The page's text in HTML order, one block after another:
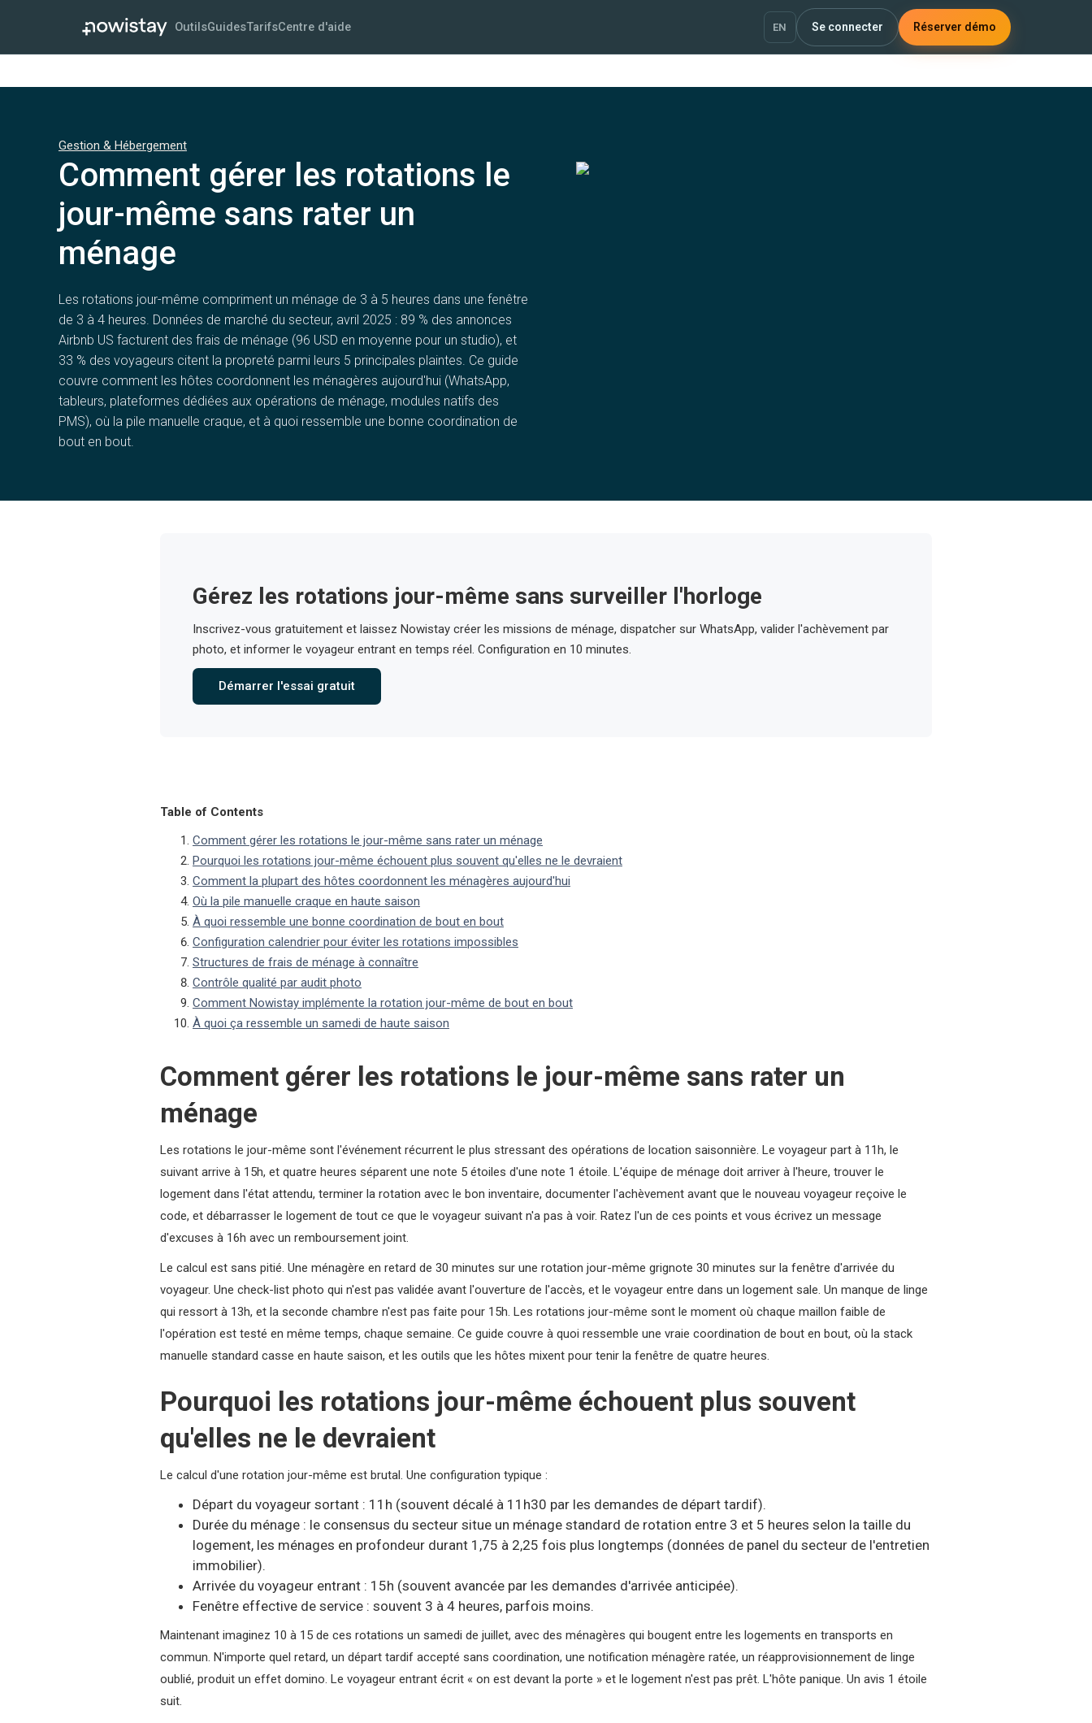
OutilsGuidesTarifsCentre d'aide EN Se connecter Réserver démo
Gestion & Hébergement
Comment gérer les rotations le
jour-même sans rater un
ménage
Les rotations jour-même compriment un ménage de 3 à 5 heures dans une fenêtre
de 3 à 4 heures. Données de marché du secteur, avril 2025 : 89 % des annonces
Airbnb US facturent des frais de ménage (96 USD en moyenne pour un studio), et
33 % des voyageurs citent la propreté parmi leurs 5 principales plaintes. Ce guide
couvre comment les hôtes coordonnent les ménagères aujourd'hui (WhatsApp,
tableurs, plateformes dédiées aux opérations de ménage, modules natifs des
PMS), où la pile manuelle craque, et à quoi ressemble une bonne coordination de
bout en bout.
Gérez les rotations jour-même sans surveiller l'horloge
Inscrivez-vous gratuitement et laissez Nowistay créer les missions de ménage, dispatcher sur WhatsApp, valider l'achèvement par
photo, et informer le voyageur entrant en temps réel. Configuration en 10 minutes.
Démarrer l'essai gratuit
Table of Contents
Comment gérer les rotations le jour-même sans rater un ménage
Pourquoi les rotations jour-même échouent plus souvent qu'elles ne le devraient
Comment la plupart des hôtes coordonnent les ménagères aujourd'hui
Où la pile manuelle craque en haute saison
À quoi ressemble une bonne coordination de bout en bout
Configuration calendrier pour éviter les rotations impossibles
Structures de frais de ménage à connaître
Contrôle qualité par audit photo
Comment Nowistay implémente la rotation jour-même de bout en bout
À quoi ça ressemble un samedi de haute saison
Comment gérer les rotations le jour-même sans rater un
ménage
Les rotations le jour-même sont l'événement récurrent le plus stressant des opérations de location saisonnière. Le voyageur part à 11h, le
suivant arrive à 15h, et quatre heures séparent une note 5 étoiles d'une note 1 étoile. L'équipe de ménage doit arriver à l'heure, trouver le
logement dans l'état attendu, terminer la rotation avec le bon inventaire, documenter l'achèvement avant que le nouveau voyageur reçoive le
code, et débarrasser le logement de tout ce que le voyageur suivant n'a pas à voir. Ratez l'un de ces points et vous écrivez un message
d'excuses à 16h avec un remboursement joint.
Le calcul est sans pitié. Une ménagère en retard de 30 minutes sur une rotation jour-même grignote 30 minutes sur la fenêtre d'arrivée du
voyageur. Une check-list photo qui n'est pas validée avant l'ouverture de l'accès, et le voyageur entre dans un logement sale. Un manque de linge
qui ressort à 13h, et la seconde chambre n'est pas faite pour 15h. Les rotations jour-même sont le moment où chaque maillon faible de
l'opération est testé en même temps, chaque semaine. Ce guide couvre à quoi ressemble une vraie coordination de bout en bout, où la stack
manuelle standard casse en haute saison, et les outils que les hôtes mixent pour tenir la fenêtre de quatre heures.
Pourquoi les rotations jour-même échouent plus souvent
qu'elles ne le devraient
Le calcul d'une rotation jour-même est brutal. Une configuration typique :
Départ du voyageur sortant : 11h (souvent décalé à 11h30 par les demandes de départ tardif).
Durée du ménage : le consensus du secteur situe un ménage standard de rotation entre 3 et 5 heures selon la taille du
logement, les ménages en profondeur durant 1,75 à 2,25 fois plus longtemps (données de panel du secteur de l'entretien
immobilier).
Arrivée du voyageur entrant : 15h (souvent avancée par les demandes d'arrivée anticipée).
Fenêtre effective de service : souvent 3 à 4 heures, parfois moins.
Maintenant imaginez 10 à 15 de ces rotations un samedi de juillet, avec des ménagères qui bougent entre les logements en transports en
commun. N'importe quel retard, un départ tardif accepté sans coordination, une notification ménagère ratée, un réapprovisionnement de linge
oublié, produit un effet domino. Le voyageur entrant écrit « on est devant la porte » et le logement n'est pas prêt. L'hôte panique. Un avis 1 étoile
suit.